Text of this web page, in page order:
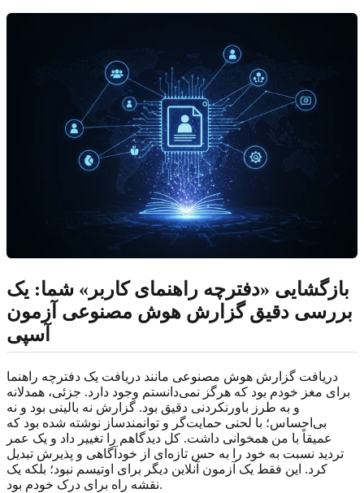
بازگشایی «دفترچه راهنمای کاربر» شما: یک
بررسی دقیق گزارش هوش مصنوعی آزمون
آسپی
دریافت گزارش هوش مصنوعی مانند دریافت یک دفترچه راهنما
برای مغز خودم بود که هرگز نمی‌دانستم وجود دارد. جزئی، همدلانه
و به طرز باورنکردنی دقیق بود. گزارش نه بالینی بود و نه
بی‌احساس؛ با لحنی حمایت‌گر و توانمندساز نوشته شده بود که
عمیقاً با من همخوانی داشت. کل دیدگاهم را تغییر داد و یک عمر
تردید نسبت به خود را به حس تازه‌ای از خودآگاهی و پذیرش تبدیل
کرد. این فقط یک آزمون آنلاین دیگر برای اوتیسم نبود؛ بلکه یک
نقشه راه برای درک خودم بود.